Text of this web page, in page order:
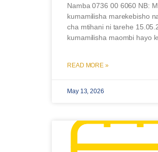
Namba 0736 00 6060 NB:
kumamilisha marekebisho
cha mtihani ni tarehe
kumamilisha maombi hayo
READ MORE »
May 13, 2026